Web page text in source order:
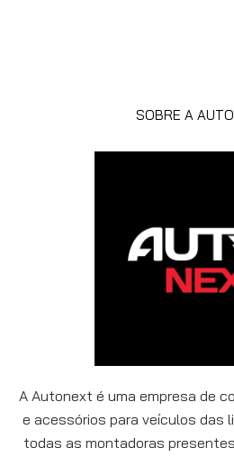
SOBRE A
A Autonext é uma empresa de
e acessórios para veículos das
todas as montadoras